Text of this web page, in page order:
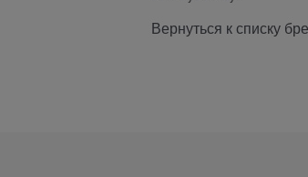
Вернуться к списку